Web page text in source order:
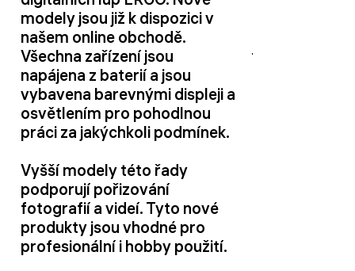
modely jsou již k dispozici v
našem online obchodě.
Všechna zařízení jsou
napájena z baterií a jsou
vybavena barevnými displeji a
osvětlením pro pohodlnou
práci za jakýchkoli podmínek.
Vyšší modely této řady
podporují pořizování
fotografií a videí. Tyto nové
produkty jsou vhodné pro
profesionální i hobby použití.